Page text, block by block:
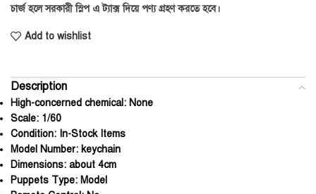
চার্জ হলে সরকারী স্লিপ এ ট্যাক্স দিয়ে পণ্য গ্রহণ করতে হবে।
Add to wishlist
Description
High-concerned chemical: None
Scale: 1/60
Condition: In-Stock Items
Model Number: keychain
Dimensions: about 4cm
Puppets Type: Model